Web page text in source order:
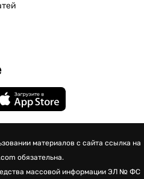
материалов с сайта ссылка на
обязательна.
массовой информации ЭЛ № ФС